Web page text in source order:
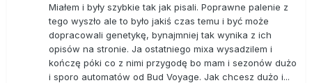
Miałem i były szybkie tak jak pisali. Poprawne palenie z
tego wyszło ale to było jakiś czas temu i być może
dopracowali genetykę, bynajmniej tak wynika z ich
opisów na stronie. Ja ostatniego mixa wysadzilem i
kończę póki co z nimi przygodę bo mam i sezonów dużo
i sporo automatów od Bud Voyage. Jak chcesz dużo i...